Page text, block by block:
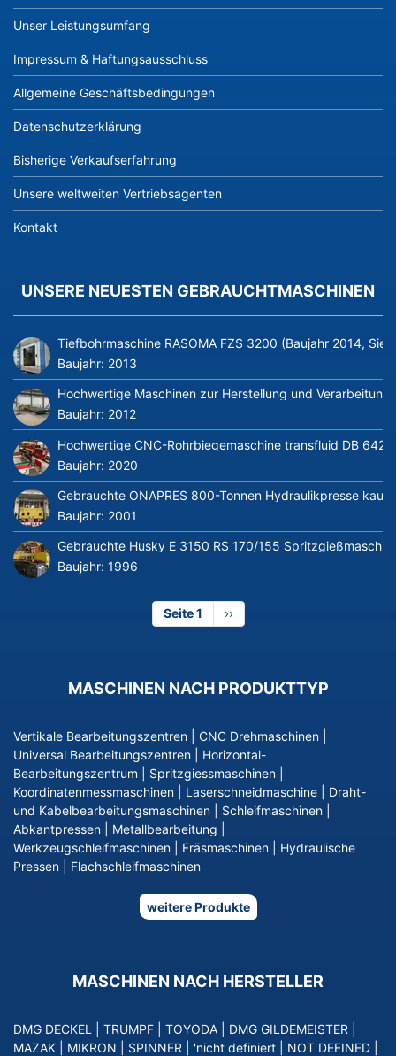
Unser Leistungsumfang
Impressum & Haftungsausschluss
Allgemeine Geschäftsbedingungen
Datenschutzerklärung
Bisherige Verkaufserfahrung
Unsere weltweiten Vertriebsagenten
Kontakt
UNSERE NEUESTEN GEBRAUCHTMASCHINEN
Tiefbohrmaschine RASOMA FZS 3200 (Baujahr 2014,
Baujahr: 2013
Hochwertige Maschinen zur Herstellung und
Baujahr: 2012
Hochwertige CNC-Rohrbiegemaschine transfluid DB
Baujahr: 2020
Gebrauchte ONAPRES 800-Tonnen Hydraulikpresse
Baujahr: 2001
Gebrauchte Husky E 3150 RS 170/155
Baujahr: 1996
Seite 1
Nächste
Seite
››
MASCHINEN NACH PRODUKTTYP
Vertikale Bearbeitungszentren CNC Drehmaschinen
Universal Bearbeitungszentren
Horizontal-
Bearbeitungszentrum
Spritzgiessmaschinen
Koordinatenmessmaschinen
Laserschneidmaschine
Draht-
und Kabelbearbeitungsmaschinen
Schleifmaschinen
Abkantpressen
Metallbearbeitung
Werkzeugschleifmaschinen
Fräsmaschinen
Hydraulische
Pressen
Flachschleifmaschinen
weitere Produkte
MASCHINEN NACH HERSTELLER
DMG DECKEL TRUMPF TOYODA DMG GILDEMEISTER
MAZAK
MIKRON SPINNER 'nicht definiert NOT DEFINED